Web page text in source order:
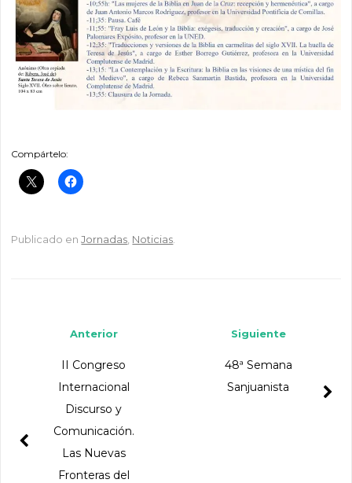
Compártelo:
Publicado enJornadas Noticias
Siguiente
48ª Semana
Sanjuanista
Anterior
II Congreso
Internacional
Discurso y
Comunicación.
Las Nuevas
Fronteras del